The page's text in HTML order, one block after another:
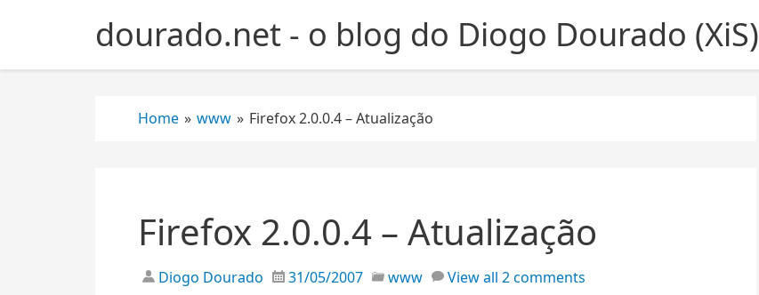
dourado.net - o blog do Diogo Dourado (XiS)
Home » www » Firefox 2.0.0.4 – Atualização
Firefox 2.0.0.4 – Atualização
Diogo Dourado 31/05/2007 www View all 2 comments